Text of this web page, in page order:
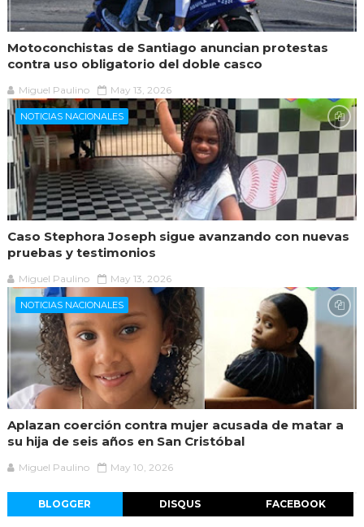
Motoconchistas de Santiago anuncian protestas
contra uso obligatorio del doble casco
Miguel Paulino May 13, 2026
NOTICIAS NACIONALES
Caso Stephora Joseph sigue avanzando con nuevas
pruebas y testimonios
Miguel Paulino May 13, 2026
NOTICIAS NACIONALES
Aplazan coerción contra mujer acusada de matar a
su hija de seis años en San Cristóbal
Miguel Paulino May 10, 2026
BLOGGER DISQUS FACEBOOK